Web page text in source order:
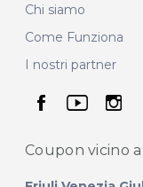
Chi siamo
Come Funziona
I nostri partner
seguici
Coupon vicino